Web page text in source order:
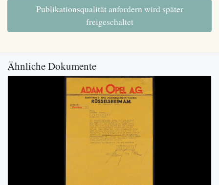
Publikationsqualität anfordern wird später
freigeschaltet
Ähnliche Dokumente